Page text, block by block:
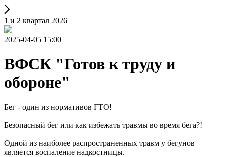
1 и 2 квартал 2026
2025-04-05 15:00
ВФСК "Готов к труду и
обороне"
Бег - один из нормативов ГТО!
Безопасный бег или как избежать травмы во время бега?!
Одной из наиболее распространенных травм у бегунов
является воспаление надкостницы.